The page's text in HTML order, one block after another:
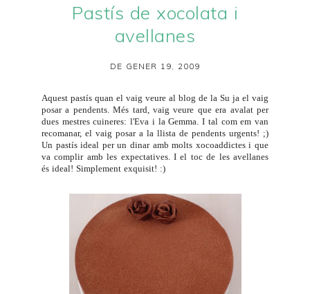
Pastís de xocolata i
avellanes
DE GENER 19, 2009
Aquest pastís quan el vaig veure al blog de la Su ja el vaig
posar a pendents. Més tard, vaig veure que era avalat per
dues mestres cuineres: l'Eva i laGemma . I tal com em van
recomanar, el vaig posar a la llista de pendents urgents! ;)
Un pastís ideal per un dinar amb molts xocoaddictes i que
va complir amb les expectatives. I el toc de les avellanes
és ideal! Simplement exquisit! :)